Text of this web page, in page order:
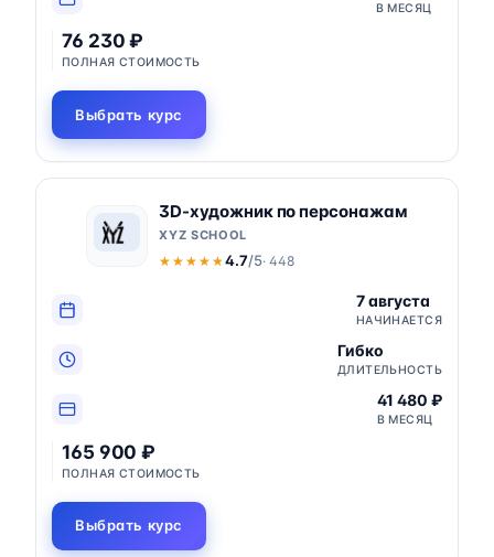
В МЕСЯЦ
76 230 ₽
ПОЛНАЯ СТОИМОСТЬ
Выбрать курс
3D-художник по персонажам
XYZ SCHOOL
★★★★★
★★★★★4.7/5· 448
7 августа
НАЧИНАЕТСЯ
Гибко
ДЛИТЕЛЬНОСТЬ
41 480 ₽
В МЕСЯЦ
165 900 ₽
ПОЛНАЯ СТОИМОСТЬ
Выбрать курс